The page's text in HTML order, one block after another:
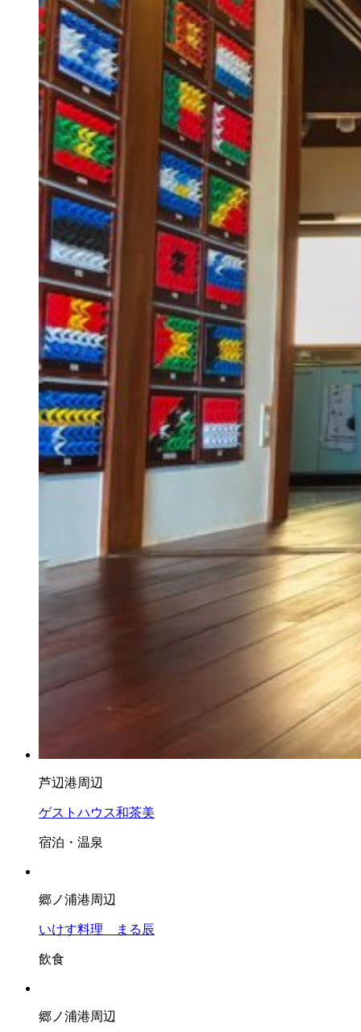
芦辺港周辺
ゲストハウス和茶美
宿泊・温泉
郷ノ浦港周辺
いけす料理 まる辰
飲食
郷ノ浦港周辺